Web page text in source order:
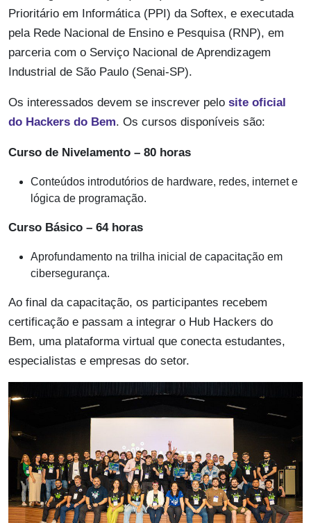
Prioritário em Informática (PPI) da Softex, e executada
pela Rede Nacional de Ensino e Pesquisa (RNP), em
parceria com o Serviço Nacional de Aprendizagem
Industrial de São Paulo (Senai-SP).
Os interessados devem se inscrever pelo site oficial
do Hackers do Bem. Os cursos disponíveis são:
Curso de Nivelamento – 80 horas
Conteúdos introdutórios de hardware, redes, internet e
lógica de programação.
Curso Básico – 64 horas
Aprofundamento na trilha inicial de capacitação em
cibersegurança.
Ao final da capacitação, os participantes recebem
certificação e passam a integrar o Hub Hackers do
Bem, uma plataforma virtual que conecta estudantes,
especialistas e empresas do setor.